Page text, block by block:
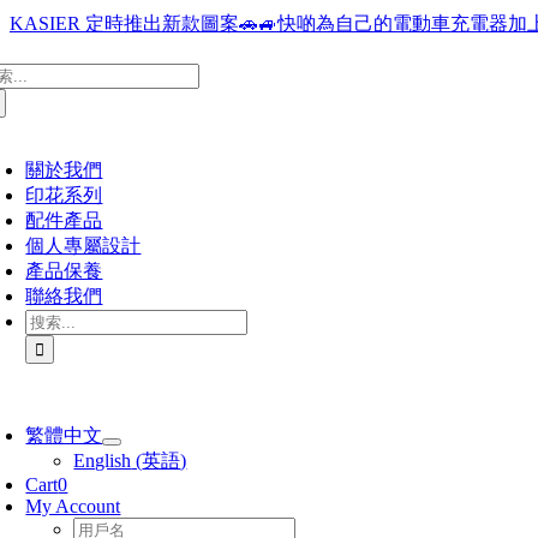
Skip
content
KASIER 定時推出新款圖案🚗🚙快啲為自己的電動車充電器加
關於我們
印花系列
配件產品
個人專屬設計
產品保養
聯絡我們
搜
索
結
繁體中文
English (英語)
Cart0
My Account
Username: